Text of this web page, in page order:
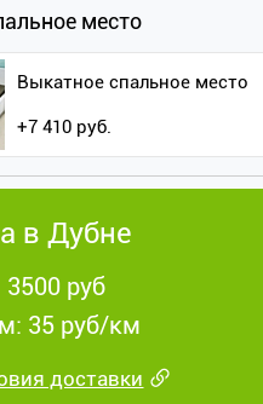
место
Выкатное спальное место
+7 410 руб.
в Дубне
3500 руб
35 руб/км
доставки